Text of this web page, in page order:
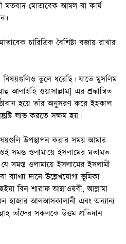
মতবাদ মোতাবেক আমল বা কার্য
চারিত্রিক বৈশিষ্ট্য বজায় রাখার
বিষয়গুলিও তুলে ধরেছি। যাতে মুসলিম
আলাইহি ওয়াসাল্লাম] এর শ্রদ্ধান্বিত
হয়ে তাঁর অনুসরণ করে ইহকাল
লাভ করতে সক্ষম হয়।
উপস্থাপন করার সময় আমার
ওই সমস্ত ওলামায়ে ইসলামের মতামত
সমস্ত ওলামায়ে ইসলামের ইসলামী
ব্যাখ্যা দানে উল্লেখযোগ্য ভূমিকা
বিন শারাফ আন্নাওয়বী, আল্লামা
হাজার আলআসকালানী এবং অন্যান্য
তাঁদের সকলকে উত্তম প্রতিদান